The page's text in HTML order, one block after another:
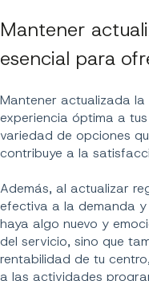
Mantener
esencial para
Mantener actualizada
experiencia óptima a
variedad de opciones
contribuye a la
Además, al actualizar
efectiva a la demanda
haya algo nuevo y
del servicio, sino que
rentabilidad de tu
a las actividades